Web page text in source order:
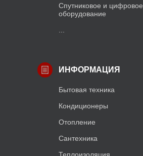
Спутниковое и цифровое
оборудование
ИНФОРМАЦИЯ
Бытовая техника
Кондиционеры
Отопление
Сантехника